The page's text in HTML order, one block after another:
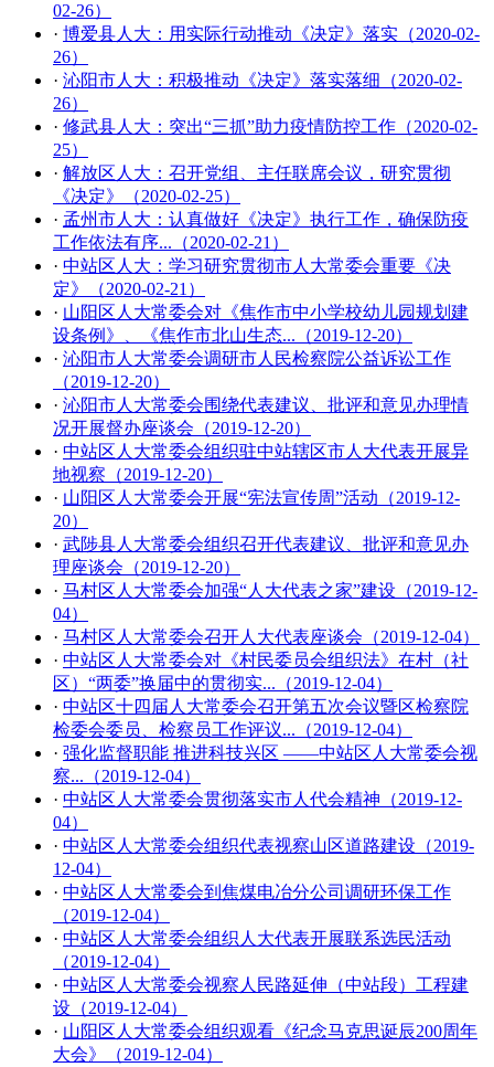
02-26）
· 博爱县人大：用实际行动推动《决定》落实（2020-02-
26）
· 沁阳市人大：​积极推动《决定》落实落细（2020-02-
26）
· 修武县人大：突出“三抓”助力疫情防控工作（2020-02-
25）
· 解放区人大：召开党组、主任联席会议，研究贯彻
《决定》（2020-02-25）
· 孟州市人大：认真做好《决定》执行工作，确保​防疫
工作依法有序...（2020-02-21）
· 中站区人大：学习研究贯彻市人大常委会重要《决
定》（2020-02-21）
· 山阳区人大常委会对《焦作市中小学校幼儿园规划建
设条例》、《焦作市北山生态...（2019-12-20）
· 沁阳市人大常委会调研市人民检察院公益诉讼工作
（2019-12-20）
· 沁阳市人大常委会围绕代表建议、批评和意见办理情
况开展督办座谈会（2019-12-20）
· 中站区人大常委会组织驻中站辖区市人大代表开展异
地视察（2019-12-20）
· 山阳区人大常委会开展“宪法宣传周”活动（2019-12-
20）
· 武陟县人大常委会组织召开代表建议、批评和意见办
理座谈会（2019-12-20）
· 马村区人大常委会加强“人大代表之家”建设（2019-12-
04）
· 马村区人大常委会召开人大代表座谈会（2019-12-04）
· 中站区人大常委会对《村民委员会组织法》在村（社
区）“两委”换届中的贯彻实...（2019-12-04）
· 中站区十四届人大常委会召开第五次会议暨区检察院
检委会委员、检察员工作评议...（2019-12-04）
· 强化监督职能 推进科技兴区 ——中站区人大常委会视
察...（2019-12-04）
· 中站区人大常委会贯彻落实市人代会精神（2019-12-
04）
· 中站区人大常委会组织代表视察山区道路建设（2019-
12-04）
· 中站区人大常委会到焦煤电冶分公司调研环保工作
（2019-12-04）
· 中站区人大常委会组织人大代表开展联系选民活动
（2019-12-04）
· 中站区人大常委会视察人民路延伸（中站段）工程建
设（2019-12-04）
· 山阳区人大常委会组织观看《纪念马克思诞辰200周年
大会》（2019-12-04）